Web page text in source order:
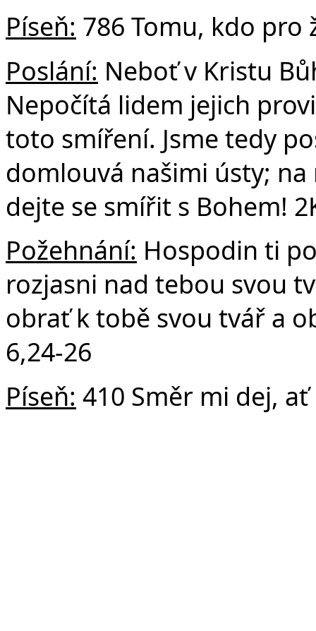
Píseň: 786 Tomu, kdo pro
Poslání: Neboť v Kristu
Nepočítá lidem jejich
toto smíření. Jsme tedy
domlouvá našimi ústy;
dejte se smířit s Bohem!
Požehnání: Hospodin ti
rozjasni nad tebou svou
obrať k tobě svou tvář a
6,24-26
Píseň: 410 Směr mi dej,